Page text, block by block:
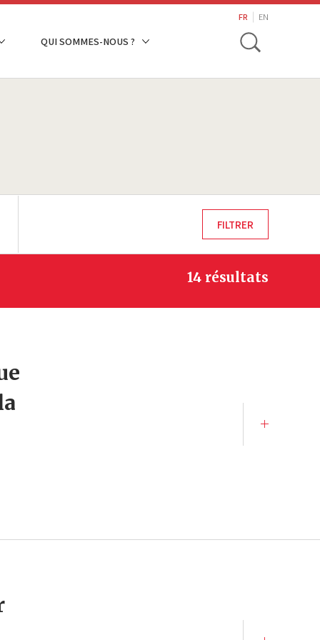
QUI SOMMES-NOUS ?
FR EN
Toggle
14 résultats